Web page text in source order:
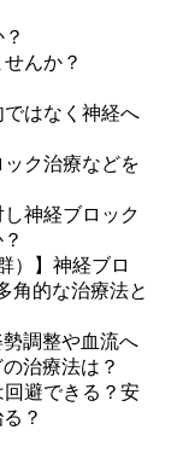
んか？
はなく神経へ
ク治療などを
し神経ブロック
）】神経ブロ
角的な治療法と
勢調整や血流へ
治療法は？
回避できる？安
？